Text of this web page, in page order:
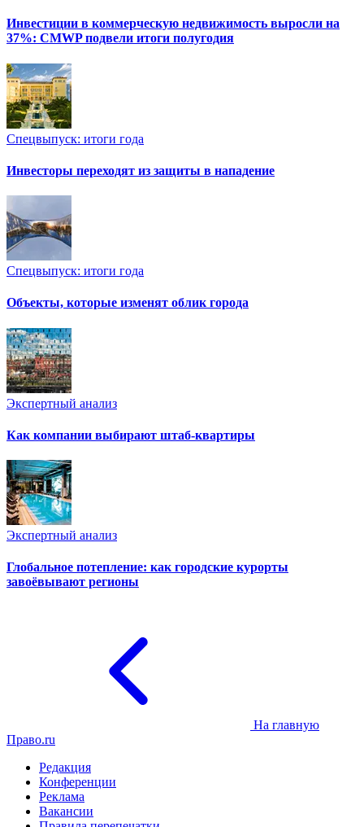
Инвестиции в коммерческую недвижимость выросли на
37%: CMWP подвели итоги полугодия
Спецвыпуск: итоги года
Инвесторы переходят из защиты в нападение
Спецвыпуск: итоги года
Объекты, которые изменят облик города
Экспертный анализ
Как компании выбирают штаб-квартиры
Экспертный анализ
Глобальное потепление: как городские курорты
завоёвывают регионы
На главную
Право.ru
Редакция
Конференции
Реклама
Вакансии